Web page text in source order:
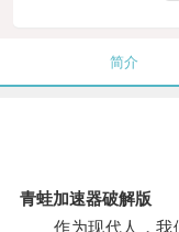
简介
青蛙加速器破解版
作为现代人，我们